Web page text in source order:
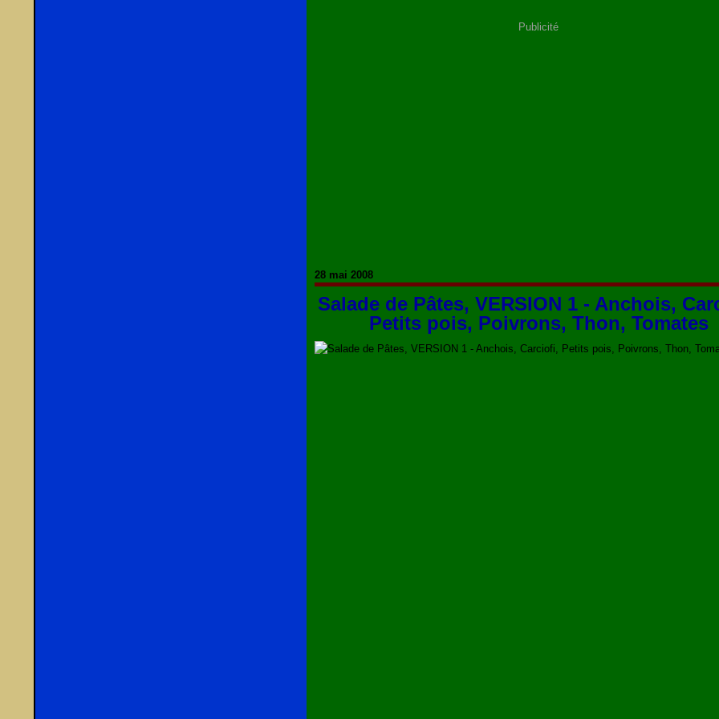
Publicité
28 mai 2008
Salade de Pâtes, VERSION 1 - Anchois,
Petits pois, Poivrons, Thon, Tomates